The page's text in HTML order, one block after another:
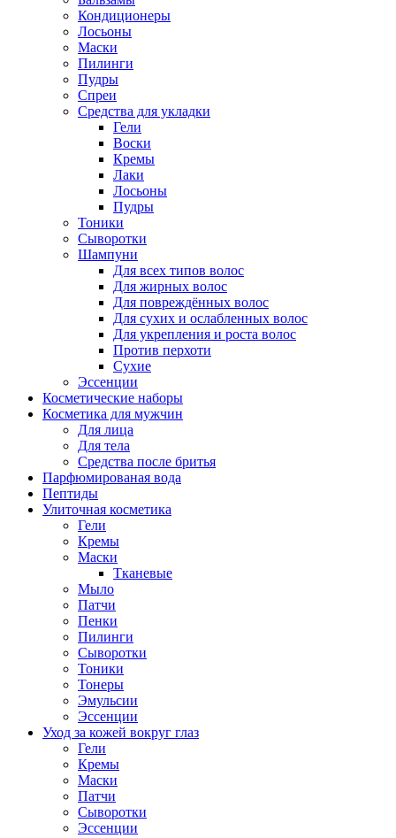
Кондиционеры
Лосьоны
Маски
Пилинги
Пудры
Спреи
Средства для укладки
Гели
Воски
Кремы
Лаки
Лосьоны
Пудры
Тоники
Сыворотки
Шампуни
Для всех типов волос
Для жирных волос
Для повреждённых волос
Для сухих и ослабленных волос
Для укрепления и роста волос
Против перхоти
Сухие
Эссенции
Косметические наборы
Косметика для мужчин
Для лица
Для тела
Средства после бритья
Парфюмированая вода
Пептиды
Улиточная косметика
Гели
Кремы
Маски
Тканевые
Мыло
Патчи
Пенки
Пилинги
Сыворотки
Тоники
Тонеры
Эмульсии
Эссенции
Уход за кожей вокруг глаз
Гели
Кремы
Маски
Патчи
Сыворотки
Эссенции